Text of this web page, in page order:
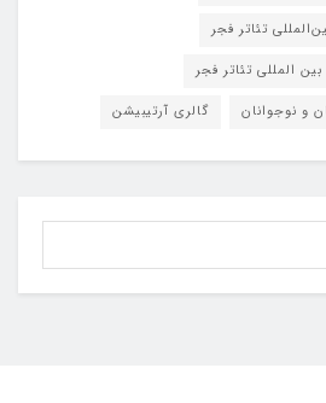
تئاتر فجر
المللی تئاتر فجر
و نوجوانان
گالری آرتیبیشن